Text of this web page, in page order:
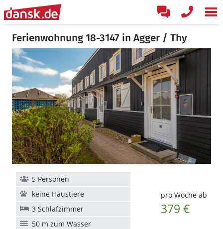
Ferienwohnung 18-3147 in Agger / Thy
pro Woche ab
379 €
5 Personen
keine Haustiere
3 Schlafzimmer
50 m zum Wasser